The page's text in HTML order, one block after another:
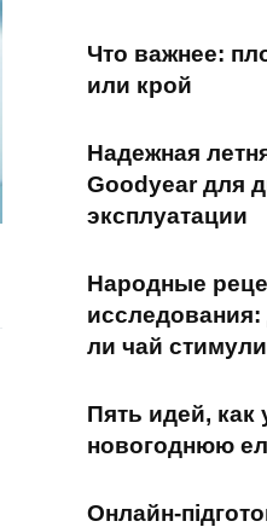
Что важнее:
или крой
Надежная
Goodyear для
эксплуатации
Народные
исследования:
ли чай
Пять идей, как
новогоднюю
Онлайн-